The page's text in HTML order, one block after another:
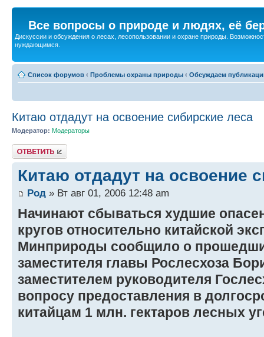
Все вопросы о природе и людях, её
Дискуссии и обсуждения о лесах, лесопользовании и охране природы.
нуждающимся.
Список форумов ‹ Проблемы охраны природы ‹ Обсуждаем
Китаю отдадут на освоение сибирские леса
Модератор: Модераторы
Ответить
Китаю отдадут на освоение
Род » Вт авг 01, 2006 12:48 am
Начинают сбываться худшие
кругов относительно китайской
Минприроды сообщило о
заместителя главы Рослесхоза
заместителем руководителя
вопросу предоставления в
китайцам 1 млн. гектаров лесных